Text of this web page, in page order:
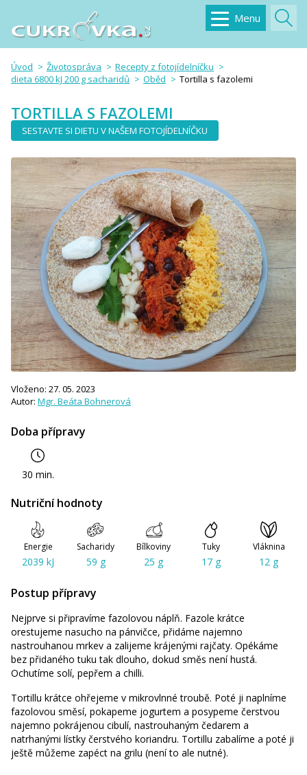
Menu
Úvod Životospráva
Recepty z fotojídelníčku
dieta 6800 kJ 200 g sacharidů
Oběd Tortilla s fazolemi
TORTILLA S FAZOLEMI
SESTAVTE SI DIETU V NAŠEM FOTOJÍDELNÍČKU
Doba přípravy
30 min.
Vloženo: 27. 05. 2023
Autor: Mgr. Beáta Bohnerová
Nutriční hodnoty
Energie
2039 kJ
Sacharidy
59 g
Bílkoviny
25 g
Tuky
17 g
Vláknina
12 g
Postup přípravy
Nejprve si připravíme fazolovou náplň. Fazole krátce
orestujeme nasucho na pánvičce, přidáme najemno
nastrouhanou mrkev a zalijeme krájenými rajčaty. Opékáme
bez přidaného tuku tak dlouho, dokud směs není hustá.
Ochutíme solí, pepřem a chilli.
Tortillu krátce ohřejeme v mikrovlnné troubě. Poté ji naplníme
fazolovou směsí, pokapeme jogurtem a posypeme čerstvou
najemno pokrájenou cibulí, nastrouhaným čedarem a
natrhanými lístky čerstvého koriandru. Tortillu zabalíme a poté ji
ještě můžeme zapéct na grilu (není to ale nutné).